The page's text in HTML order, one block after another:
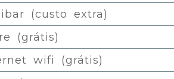
(custo extra)
(grátis)
wifi (grátis)